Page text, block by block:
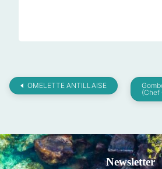
OMELETTE ANTILLAISE
(Chef
Newsletter